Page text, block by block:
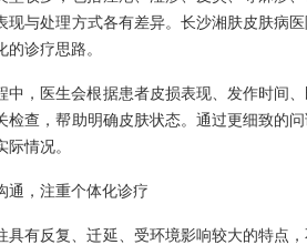
现与处理方式各有差异。长沙湘肤皮肤病
诊疗思路。
中，医生会根据患者皮损表现、发作时间
检查，帮助明确皮肤状态。通过更细致的
情况。
通，注重个体化诊疗
具有反复、迁延、受环境影响较大的特点